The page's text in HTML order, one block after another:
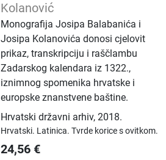
Kolanović
Monografija Josipa Balabanića i
Josipa Kolanovića donosi cjelovit
prikaz, transkripciju i raščlambu
Zadarskog kalendara iz 1322.,
iznimnog spomenika hrvatske i
europske znanstvene baštine.
Hrvatski državni arhiv,2018.
Hrvatski. Latinica.Tvrde korice s ovitkom.
24,56 €